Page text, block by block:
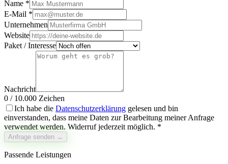
Name *
E-Mail *
Unternehmen
Website
Paket / Interesse
Nachricht
0 / 10.000 Zeichen
Ich habe die Datenschutzerklärung gelesen und bin
einverstanden, dass meine Daten zur Bearbeitung meiner Anfrage
verwendet werden. Widerruf jederzeit möglich. *
Anfrage senden →
Passende Leistungen